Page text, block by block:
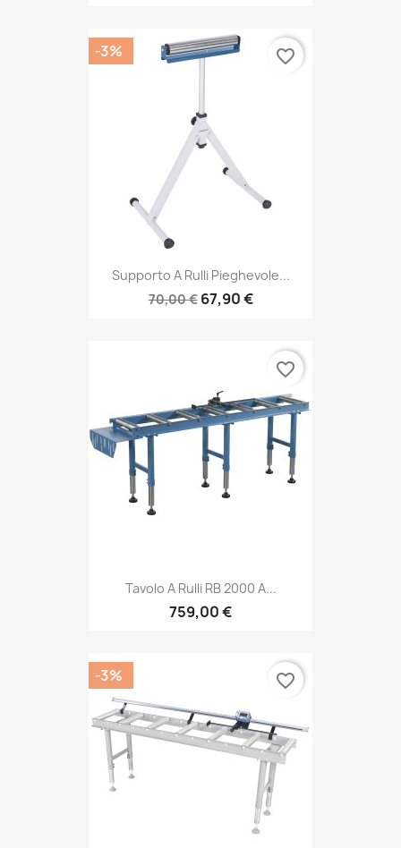
Supporto A Rulli Pieghevole...
70,00 € 67,90 €
-3% favorite_border
Tavolo A Rulli RB 2000 A...
759,00 €
favorite_border
-3% favorite_border